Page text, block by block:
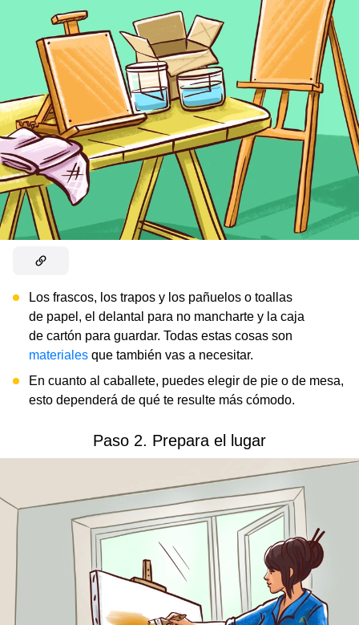
Los frascos, los trapos y los pañuelos o toallas
de papel, el delantal para no mancharte y la caja
de cartón para guardar. Todas estas cosas son
materiales que también vas a necesitar.
En cuanto al caballete, puedes elegir de pie o de mesa,
esto dependerá de qué te resulte más cómodo.
Paso 2. Prepara el lugar